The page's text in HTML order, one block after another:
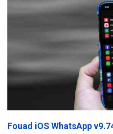
Fouad iOS WhatsApp